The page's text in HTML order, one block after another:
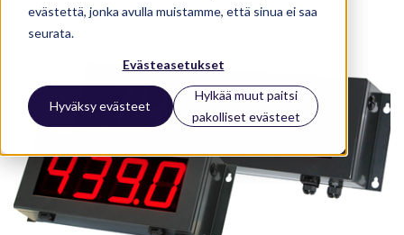
evästettä, jonka avulla muistamme, että sinua ei saa
seurata.
Evästeasetukset
Hyväksy evästeet
Hylkää muut paitsi
pakolliset evästeet
Referenssit
Ajankohtaista
Meistä
Kirjaudu
Ota yhteyttä